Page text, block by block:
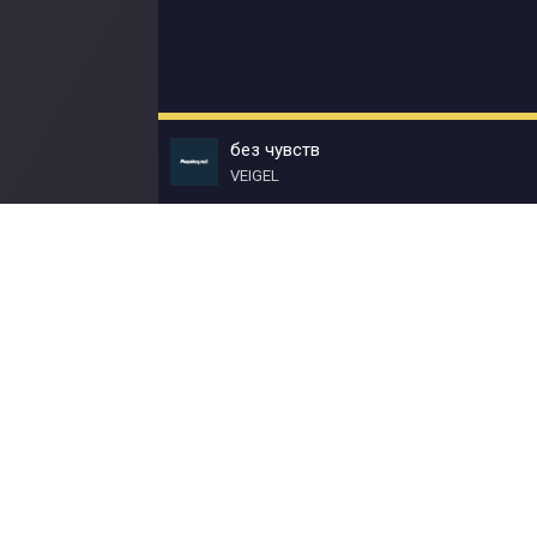
без чувств
VEIGEL